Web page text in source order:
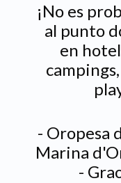
¡No es
al punto
en
- Oropesa
Marina
-